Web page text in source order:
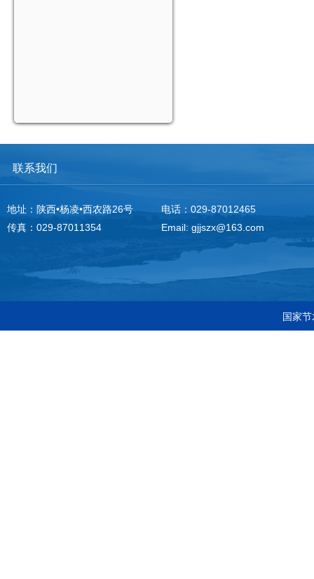
联系我们
地址：陕西•杨凌•西农路26号
电话：029-87012465
传真：029-87011354
Email: gjjszx@163.com
国家